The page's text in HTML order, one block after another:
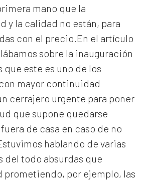
mano que la
y la calidad no están, para
con el precio.En el artículo
sobre la inauguración
que este es uno de los
mayor continuidad
cerrajero urgente para poner
que supone quedarse
de casa en caso de no
hablando de varias
del todo absurdas que
prometiendo, por ejemplo, las